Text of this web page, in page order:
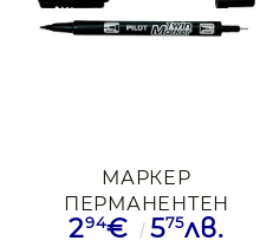
МАРКЕР
ПЕРМАНЕНТЕН
PILOT TWIN
294€ 575лв.